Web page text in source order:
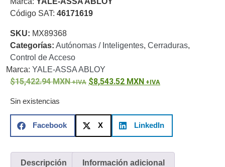
o
de
VideoTransceptores
de Video
Cables y
Conectores
a
RCAAudio
y
Coaxial y
Conectores
Cables
Código SAT: 46171619
SKU: MX89368
Categorías: Autónomas / Inteligentes, Cerraduras,
Control de Acceso
Marca: YALE-ASSA ABLOY
15,422.94MXN 8,543.52 MXN
Sin existencias
Facebook X LinkedIn
Descripción Información adicional